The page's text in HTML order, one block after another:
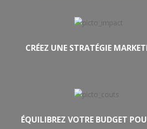
CRÉEZ UNE STRATÉGIE
ÉQUILIBREZ VOTRE BUDGET